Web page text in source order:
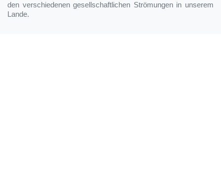
den verschiedenen gesellschaftlichen Strömungen in unserem
Lande.